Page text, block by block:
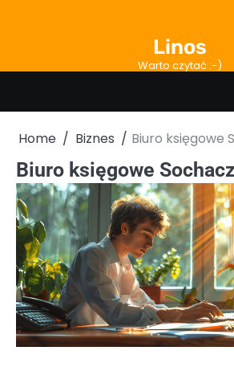
Linos
Warto czytać :-)
Home Biznes Biuro księgowe
Biuro księgowe